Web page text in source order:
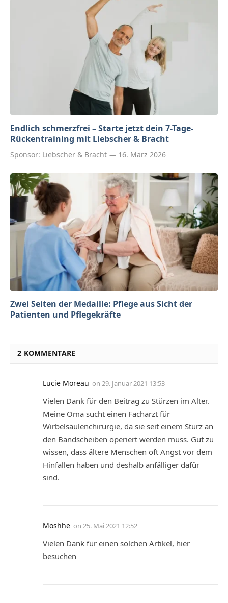
Endlich schmerzfrei – Starte jetzt dein 7-Tage-
Rückentraining mit Liebscher & Bracht
Sponsor: Liebscher & Bracht 16. März 2026
Zwei Seiten der Medaille: Pflege aus Sicht der
Patienten und Pflegekräfte
2 KOMMENTARE
Lucie Moreau on 29. Januar 2021 13:53
Vielen Dank für den Beitrag zu Stürzen im Alter.
Meine Oma sucht einen Facharzt für
Wirbelsäulenchirurgie, da sie seit einem Sturz an
den Bandscheiben operiert werden muss. Gut zu
wissen, dass ältere Menschen oft Angst vor dem
Hinfallen haben und deshalb anfälliger dafür
sind.
Moshhe on 25. Mai 2021 12:52
Vielen Dank für einen solchen Artikel, hier
besuchen